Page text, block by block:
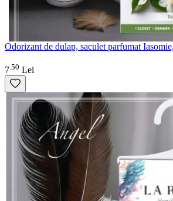
Odorizant de dulap, saculet parfumat
7 50 Lei